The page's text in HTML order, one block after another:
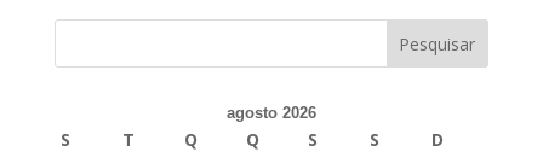
agosto 2026
S T Q Q S S
D